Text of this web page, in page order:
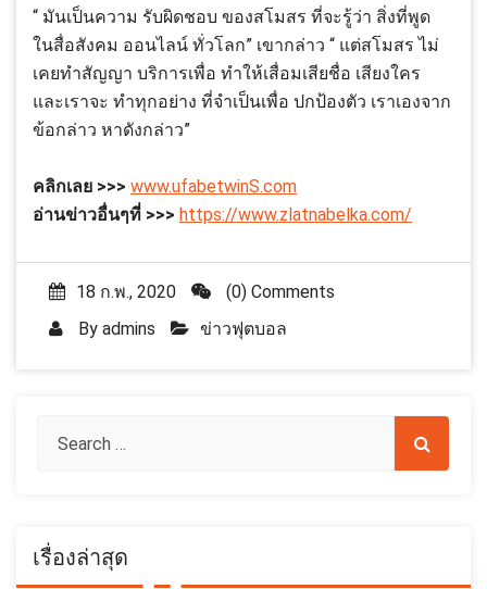
“ มันเป็นความ รับผิดชอบ ของสโมสร ที่จะรู้ว่า สิ่งที่พูด
ในสื่อสังคม ออนไลน์ ทั่วโลก” เขากล่าว “ แต่สโมสร ไม่
เคยทำสัญญา บริการเพื่อ ทำให้เสื่อมเสียชื่อ เสียงใคร
และเราจะ ทำทุกอย่าง ที่จำเป็นเพื่อ ปกป้องตัว เราเองจาก
ข้อกล่าว หาดังกล่าว”
คลิกเลย >>> www.ufabetwinS.com
อ่านข่าวอื่นๆที่ >>> https://www.zlatnabelka.com/
18 ก.พ., 2020
(0) Comments
By admins ข่าวฟุตบอล
เรื่องล่าสุด